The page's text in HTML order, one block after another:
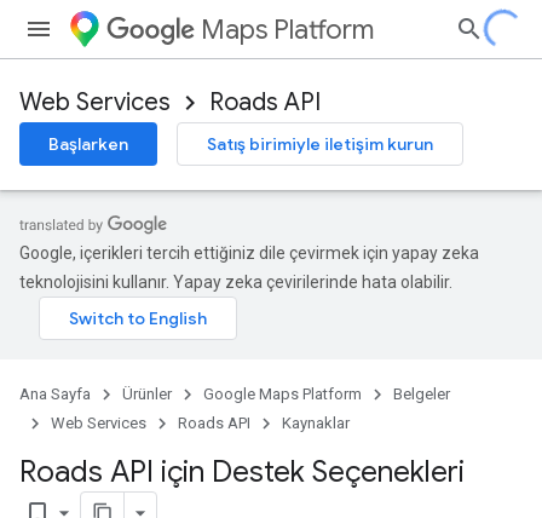
Maps Platform
Web Services Roads API
Başlarken Satış birimiyle iletişim kurun
Google, içerikleri tercih ettiğiniz dile çevirmek için yapay zeka
teknolojisini kullanır. Yapay zeka çevirilerinde hata olabilir.
Ana Sayfa Ürünler Google Maps Platform
Belgeler
Web Services
Roads API Kaynaklar
Roads API için Destek Seçenekleri